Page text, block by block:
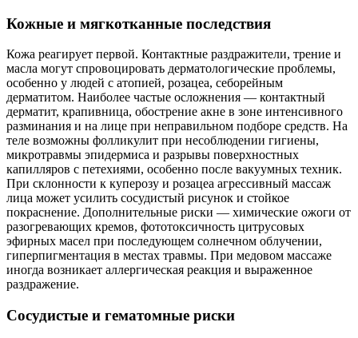
Кожные и мягкотканные последствия
Кожа реагирует первой. Контактные раздражители, трение и
масла могут спровоцировать дерматологические проблемы,
особенно у людей с атопией, розацеа, себорейным
дерматитом. Наиболее частые осложнения — контактный
дерматит, крапивница, обострение акне в зоне интенсивного
разминания и на лице при неправильном подборе средств. На
теле возможны фолликулит при несоблюдении гигиены,
микротравмы эпидермиса и разрывы поверхностных
капилляров с петехиями, особенно после вакуумных техник.
При склонности к куперозу и розацеа агрессивный массаж
лица может усилить сосудистый рисунок и стойкое
покраснение. Дополнительные риски — химические ожоги от
разогревающих кремов, фототоксичность цитрусовых
эфирных масел при последующем солнечном облучении,
гиперпигментация в местах травмы. При медовом массаже
иногда возникает аллергическая реакция и выраженное
раздражение.
Сосудистые и гематомные риски